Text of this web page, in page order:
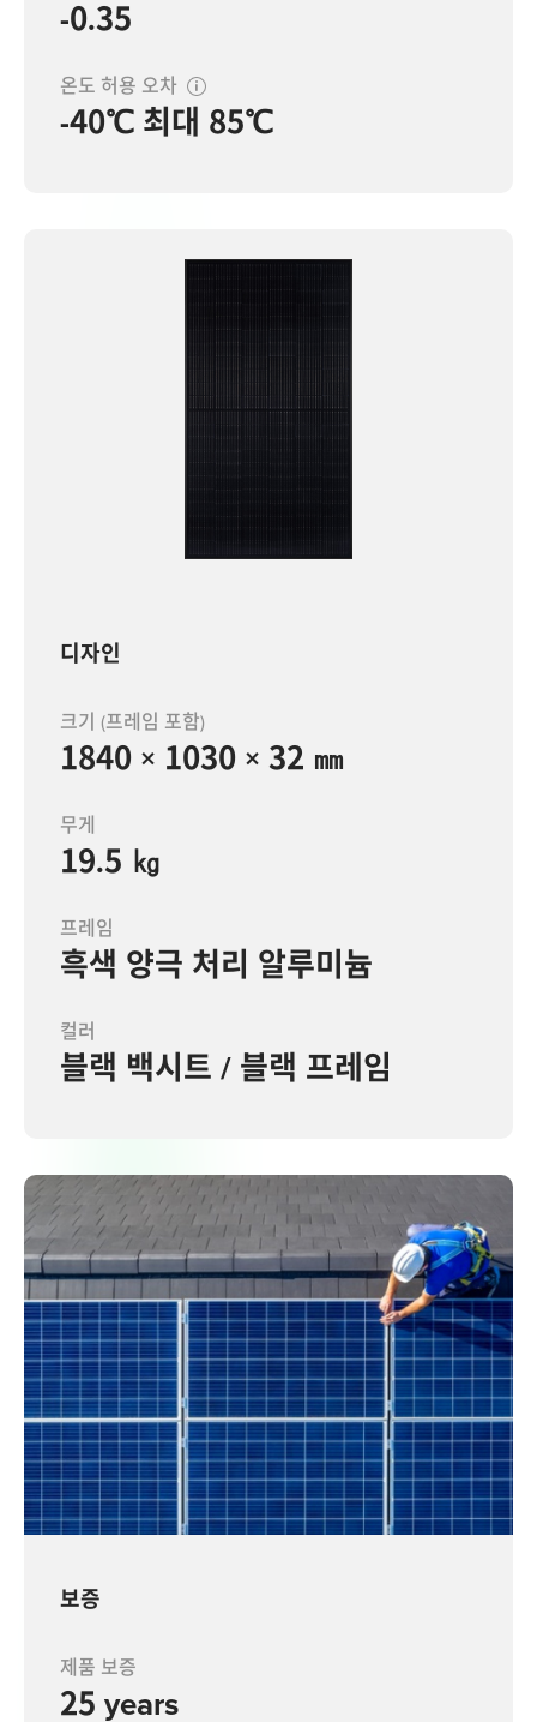
-0.35
온도 허용 오차
-40℃ 최대 85℃
디자인
크기 (프레임 포함)
1840 × 1030 × 32 ㎜
무게
19.5 ㎏
프레임
흑색 양극 처리 알루미늄
컬러
블랙 백시트 / 블랙 프레임
보증
제품 보증
25 years